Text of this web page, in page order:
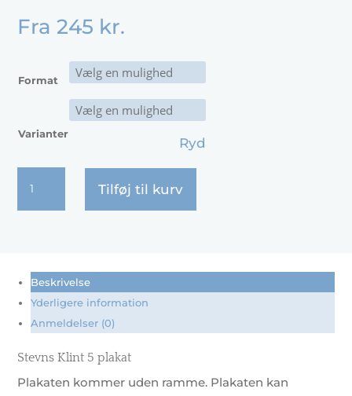
Fra245 kr.
Format
Varianter
Ryd
Tilføj til kurv
Beskrivelse
Yderligere information
Anmeldelser (0)
Stevns Klint 5 plakat
Plakaten kommer uden ramme. Plakaten kan